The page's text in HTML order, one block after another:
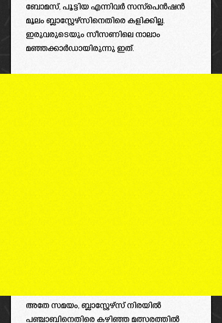
ബോമസ്, പൂട്ടിയ എന്നിവർ സസ്‌പെൻഷൻ
മൂലം ബ്ലാസ്റ്റേഴ്സിനെതിരെ കളിക്കില്ല.
ഇരുവരുടെയും സീസണിലെ നാലാം
മഞ്ഞക്കാർഡായിരുന്നു ഇത്.
അതേ സമയം, ബ്ലാസ്റ്റേഴ്‌സ് നിരയിൽ
പഞ്ചാബിനെതിരെ കഴിഞ്ഞ മത്സരത്തിൽ